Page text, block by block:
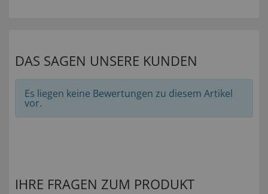
DAS SAGEN UNSERE KUNDEN
Es liegen keine Bewertungen zu diesem Artikel
vor.
IHRE FRAGEN ZUM PRODUKT